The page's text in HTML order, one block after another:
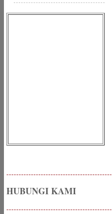
-------------------------------------------
HUBUNGI KAMI
-------------------------------------------